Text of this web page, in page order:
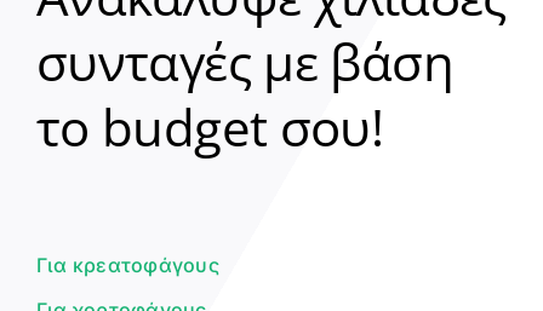
συνταγές με βάση
το budget σου!
Για κρεατοφάγους